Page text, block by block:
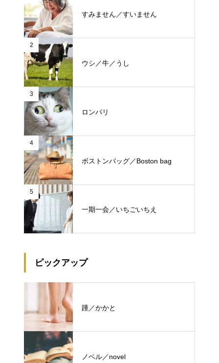
すみません／すいません
2
ウシ／牛／うし
3
ロンパリ
4
ボストンバッグ／Boston bag
5
一期一会／いちごいちえ
ピックアップ
踵／かかと
ノベル／novel